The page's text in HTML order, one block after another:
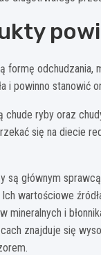
odchudzania,
i powinno
chude ryby oraz
się na diecie
są głównym
wartościowe
mineralnych i
znajduje się